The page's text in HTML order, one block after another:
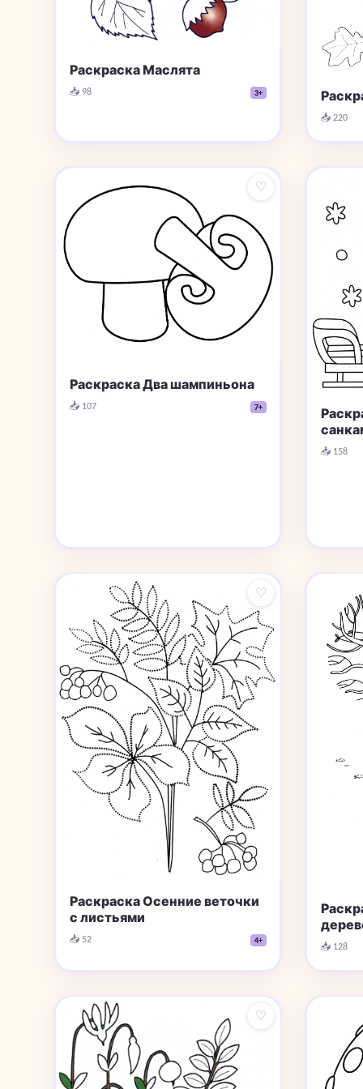
Раскраска Маслята
📥 98 3+
📥 220
♡
Раскраска Два шампиньона
📥 107 7+
📥 158
♡
Раскраска Осенние веточки
с листьями
📥 52 4+ 📥 128
♡